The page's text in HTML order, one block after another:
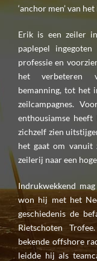
‘anchor men’ van
Erik is een zeiler
paplepel
professie en
het verbeteren
bemanning, tot het
zeilcampagnes.
enthousiamse
zichzelf zien
het gaat om vanuit
zeilerij naar een
Indrukwekkend
won hij met het
geschiedenis de
Rietschoten
bekende offshore
leidde hij als